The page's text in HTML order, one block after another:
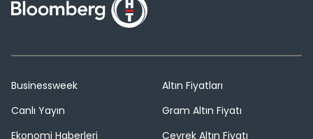
Businessweek
Canlı Yayın
Ekonomi Haberleri
Altın Fiyatları
Gram Altın Fiyatı
Çeyrek Altın Fiyatı